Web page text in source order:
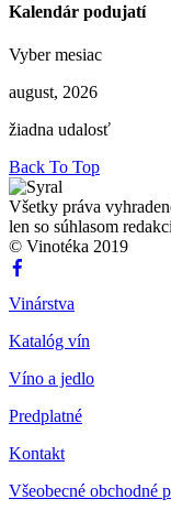
Kalendár podujatí
Vyber mesiac
august, 2026
žiadna udalosť
Back To Top
Všetky práva
len so súhlasom
© Vinotéka 2019
Vinárstva
Katalóg vín
Víno a jedlo
Predplatné
Kontakt
Všeobecné obchodné